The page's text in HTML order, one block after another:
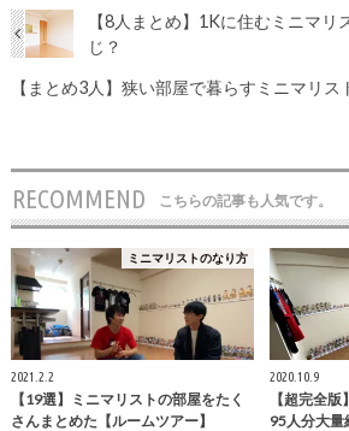
【8人まとめ】1Kに住むミニマ
じ？
【まとめ3人】狭い部屋で暮らすミニマリス
RECOMMEND こちらの記事も人気です。
ミニマリストのなり方
2021.2.2
【19選】ミニマリストの部屋をたく
さんまとめた【ルームツアー】
2020.10.9
【超完全
95人分大量